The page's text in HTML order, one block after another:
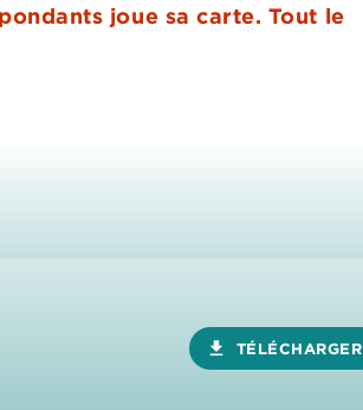
joue sa carte. Tout le
download TÉLÉCHARGER